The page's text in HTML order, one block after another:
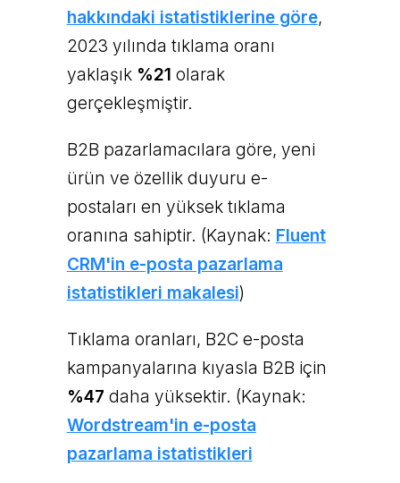
hakkındaki istatistiklerine göre,
2023 yılında tıklama oranı
yaklaşık %21 olarak
gerçekleşmiştir.
B2B pazarlamacılara göre, yeni
ürün ve özellik duyuru e-
postaları en yüksek tıklama
oranına sahiptir. (Kaynak: Fluent
CRM'in e-posta pazarlama
istatistikleri makalesi)
Tıklama oranları, B2C e-posta
kampanyalarına kıyasla B2B için
%47 daha yüksektir. (Kaynak:
Wordstream'in e-posta
pazarlama istatistikleri